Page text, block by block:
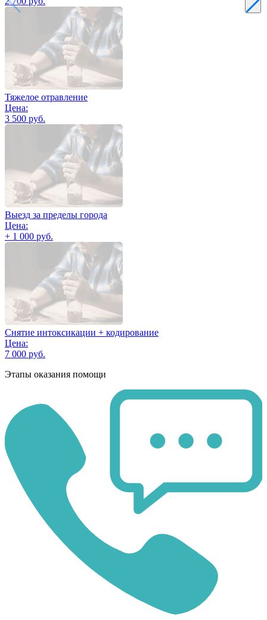
Тяжелое отравление
Цена:
3 500 руб.
Выезд за пределы города
Цена:
+ 1 000 руб.
Снятие интоксикации + кодирование
Цена:
7 000 руб.
Этапы оказания помощи